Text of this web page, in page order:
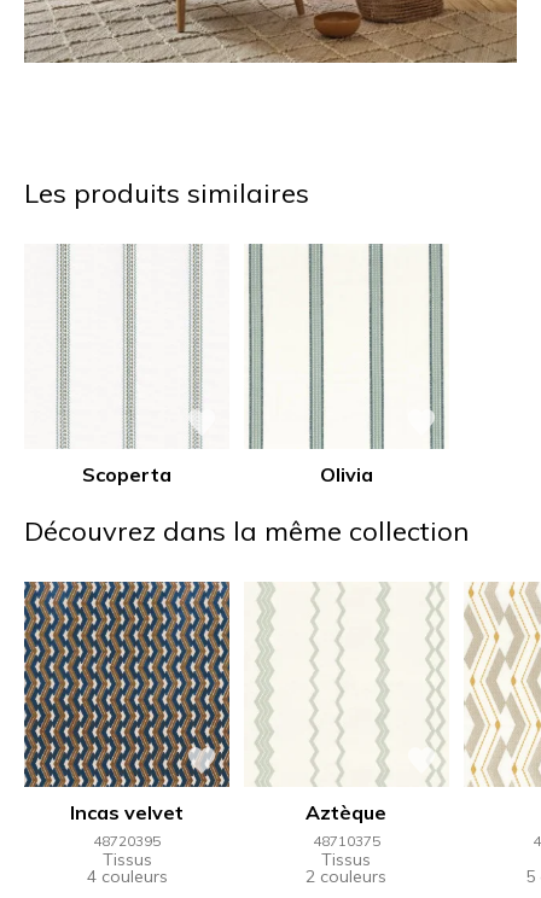
Les produits similaires
Scoperta Olivia
Découvrez dans la même collection
Incas velvet
48720395
Tissus
4 couleurs
Aztèque
48710375
Tissus
2 couleurs 5